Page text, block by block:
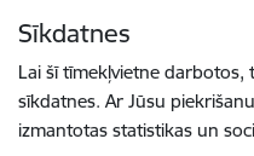
Sīkdatnes
Lai šī tīmekļvietne darbotos,
sīkdatnes. Ar Jūsu
izmantotas statistikas un